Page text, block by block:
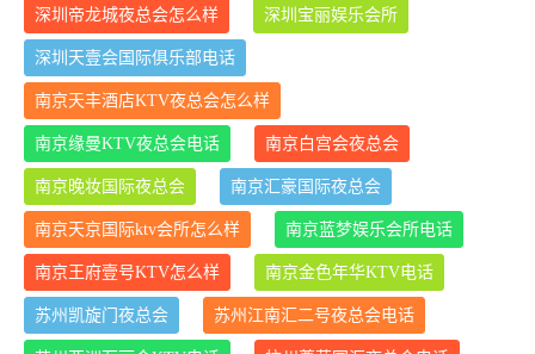
深圳帝龙城夜总会怎么样 深圳宝丽娱乐会所
深圳天壹会国际俱乐部电话
南京天丰酒店KTV夜总会怎么样
南京缘曼KTV夜总会电话 南京白宫会夜总会
南京晚妆国际夜总会 南京汇豪国际夜总会
南京天京国际ktv会所怎么样 南京蓝梦娱乐会所电话
南京王府壹号KTV怎么样 南京金色年华KTV电话
苏州凯旋门夜总会 苏州江南汇二号夜总会电话